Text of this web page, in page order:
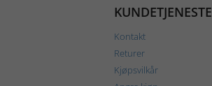
KUNDETJENESTE
Kontakt
Returer
Kjøpsvilkår